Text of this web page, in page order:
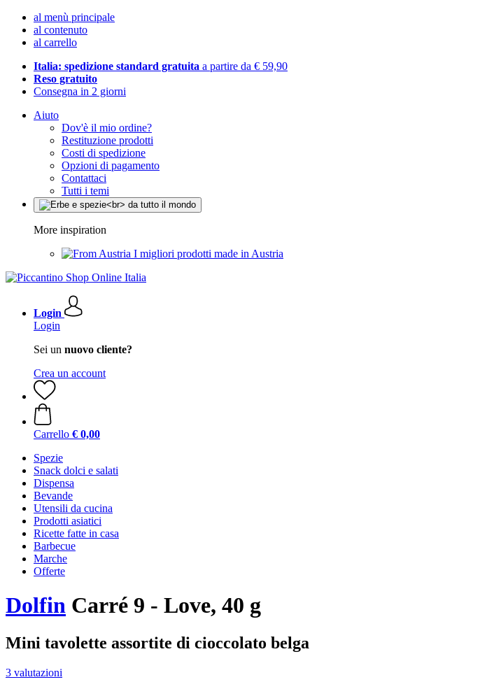
al menù principale
al contenuto
al carrello
Italia: spedizione standard gratuita a partire da € 59,90
Reso gratuito
Consegna in 2 giorni
Aiuto
Dov'è il mio ordine?
Restituzione prodotti
Costi di spedizione
Opzioni di pagamento
Contattaci
Tutti i temi
More inspiration
I migliori prodotti made in Austria
Login
Login
Sei un nuovo cliente?
Crea un account
Carrello € 0,00
Spezie
Snack dolci e salati
Dispensa
Bevande
Utensili da cucina
Prodotti asiatici
Ricette fatte in casa
Barbecue
Marche
Offerte
Dolfin Carré 9 - Love, 40 g
Mini tavolette assortite di cioccolato belga
3 valutazioni